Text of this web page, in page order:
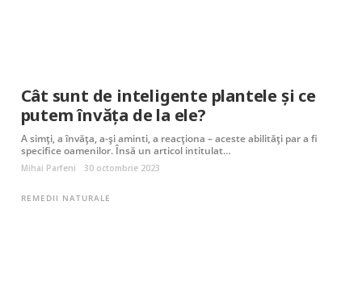
Cât sunt de inteligente plantele și ce
putem învăța de la ele?
A simți, a învăța, a-și aminti, a reacționa – aceste abilități par a fi
specifice oamenilor. Însă un articol intitulat…
Mihai Parfeni 30 octombrie 2023
REMEDII NATURALE